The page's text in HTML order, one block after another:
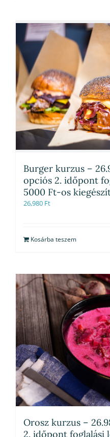
Burger kurzus –
opciós 2. időpont
5000 Ft-os
26,980 Ft
Kosárba teszem
Orosz kurzus –
2. időpont foglalási